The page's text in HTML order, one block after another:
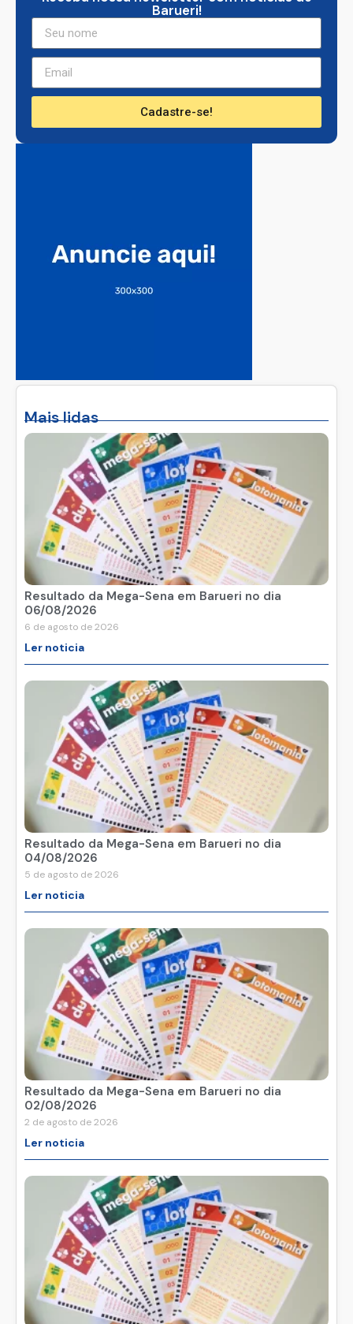
Mais lidas
Resultado da Mega-Sena em Barueri no dia
06/08/2026
6 de agosto de 2026
Ler noticia
Resultado da Mega-Sena em Barueri no dia
04/08/2026
5 de agosto de 2026
Ler noticia
Resultado da Mega-Sena em Barueri no dia
02/08/2026
2 de agosto de 2026
Ler noticia
Barueri!
Cadastre-se!